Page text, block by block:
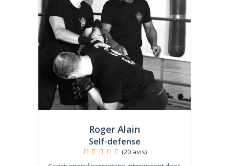
Roger Alain
Self-defense
(20 avis)